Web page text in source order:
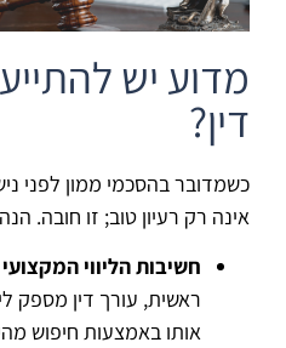
מדוע יש
דין?
כשמדובר בהסכמי ממון לפני
אינה רק רעיון טוב; זו חובה.
חשיבות הליווי המקצועי
ראשית, עורך דין מספק
אותו באמצעות חיפוש